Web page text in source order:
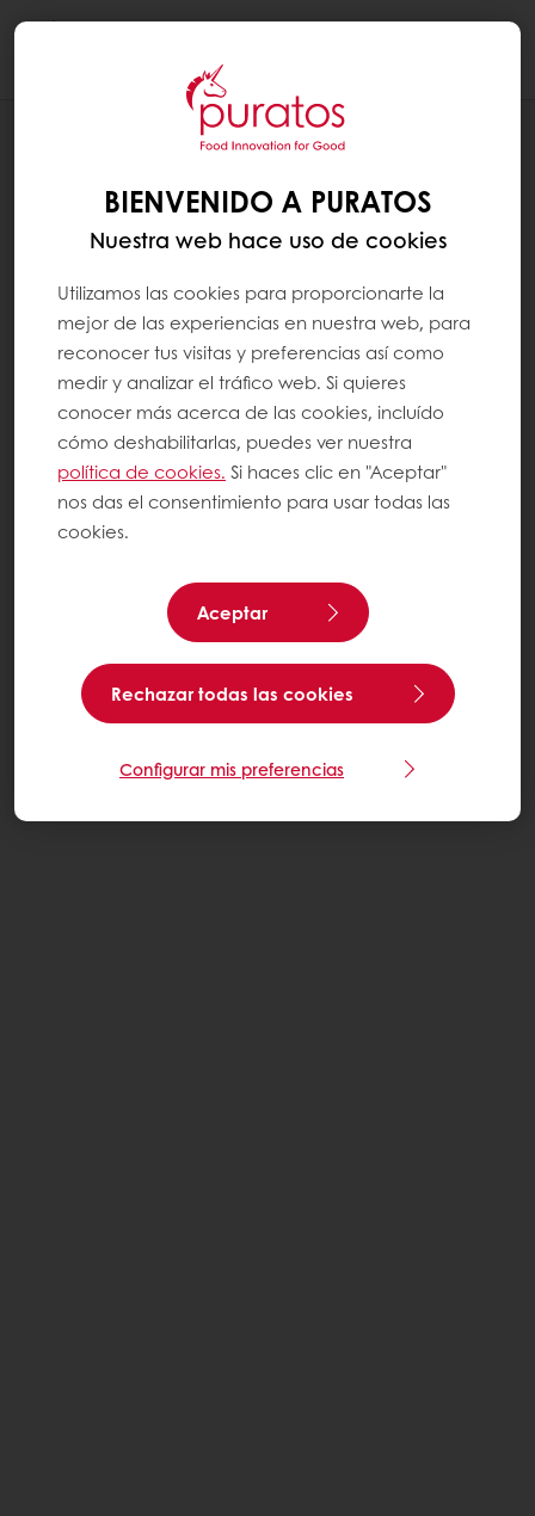
MEJOR PLANETA
BIENVENIDO A PURATOS
Nuestra web hace uso de cookies
Utilizamos las cookies para proporcionarte la
mejor de las experiencias en nuestra web, para
reconocer tus visitas y preferencias así como
medir y analizar el tráfico web. Si quieres
conocer más acerca de las cookies, incluído
cómo deshabilitarlas, puedes ver nuestra
política de cookies. Si haces clic en "Aceptar"
nos das el consentimiento para usar todas las
cookies.
Aceptar
Rechazar todas las cookies
Configurar mis preferencias